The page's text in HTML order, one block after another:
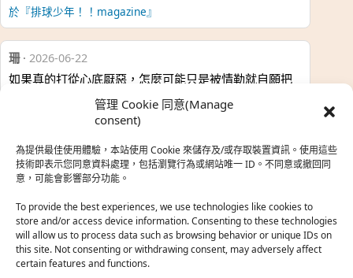
管理 Cookie 同意(Manage
consent)
為提供最佳使用體驗，本站使用 Cookie 來儲存及/或存取裝置資訊。使用這些
技術即表示您同意資料處理，包括瀏覽行為或網站唯一 ID。不同意或撤回同
意，可能會影響部分功能。
To provide the best experiences, we use technologies like cookies to
store and/or access device information. Consenting to these technologies
will allow us to process data such as browsing behavior or unique IDs on
this site. Not consenting or withdrawing consent, may adversely affect
certain features and functions.
於『排球少年！！magazine』
珊· 2026-06-22
如果真的打從心底厭惡，怎麼可能只是被情勒就自願把
熱帶魚·2026-06-22
之前看到網路上有人說灰二自私情勒大家陪他圓夢，但
真…
於『強風吹拂』
珊· 2026-06-18